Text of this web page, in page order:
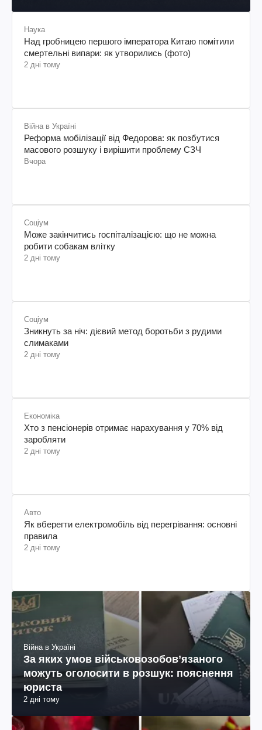
Наука
Над гробницею першого імператора Китаю помітили
смертельні випари: як утворились (фото)
2 дні тому
Війна в Україні
Реформа мобілізації від Федорова: як позбутися
масового розшуку і вирішити проблему СЗЧ
Вчора
Соціум
Може закінчитись госпіталізацією: що не можна
робити собакам влітку
2 дні тому
Соціум
Зникнуть за ніч: дієвий метод боротьби з рудими
слимаками
2 дні тому
Економіка
Хто з пенсіонерів отримає нарахування у 70% від
заробляти
2 дні тому
Авто
Як вберегти електромобіль від перегрівання: основні
правила
2 дні тому
Війна в Україні
За яких умов військовозобов’язаного
можуть оголосити в розшук: пояснення
юриста
2 дні тому